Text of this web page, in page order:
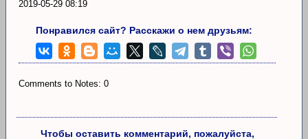
2019-05-29 08:19
Понравился сайт? Расскажи о нем друзьям:
Comments to Notes: 0
Чтобы оставить комментарий, пожалуйста,